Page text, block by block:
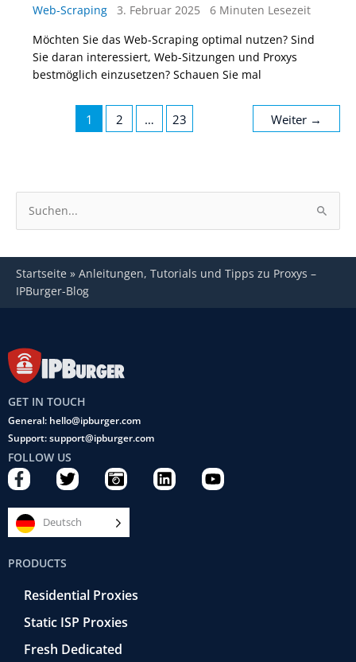
Web-Scraping 3. Februar 2025
6 Minuten Lesezeit
Möchten Sie das Web-Scraping optimal nutzen? Sind
Sie daran interessiert, Web-Sitzungen und Proxys
bestmöglich einzusetzen? Schauen Sie mal
1 2 … 23 Weiter →
u
c
h
e
c
h
:
Startseite » Anleitungen, Tutorials und Tipps zu Proxys –
IPBurger-Blog
GET IN TOUCH
General: hello@ipburger.com
Support: support@ipburger.com
FOLLOW US
F
a
c
e
b
o
o
k
T
w
i
t
t
C
a
m
e
r
e
t
r
o
L
i
Y
o
Deutsch
PRODUCTS
Residential Proxies
Static ISP Proxies
Fresh Dedicated